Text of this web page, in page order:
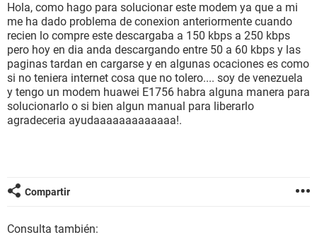
Hola, como hago para solucionar este modem ya que a mi
me ha dado problema de conexion anteriormente cuando
recien lo compre este descargaba a 150 kbps a 250 kbps
pero hoy en dia anda descargando entre 50 a 60 kbps y las
paginas tardan en cargarse y en algunas ocaciones es como
si no teniera internet cosa que no tolero.... soy de venezuela
y tengo un modem huawei E1756 habra alguna manera para
solucionarlo o si bien algun manual para liberarlo
agradeceria ayudaaaaaaaaaaaaa!.
Compartir
Consulta también: